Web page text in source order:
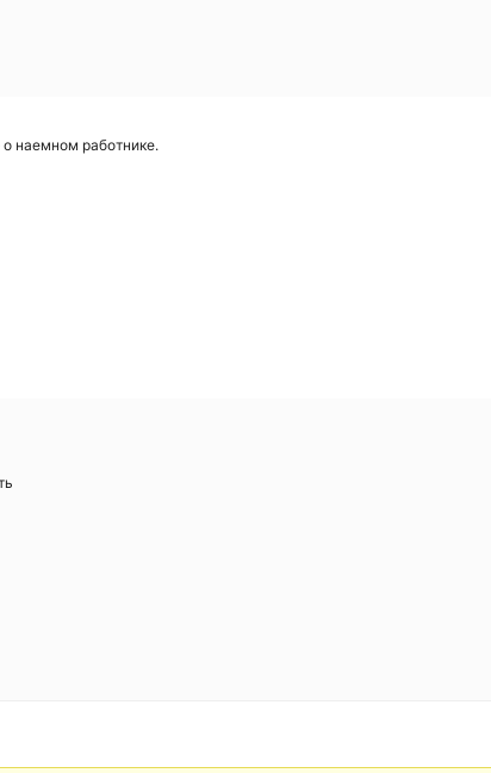
наемном работнике.